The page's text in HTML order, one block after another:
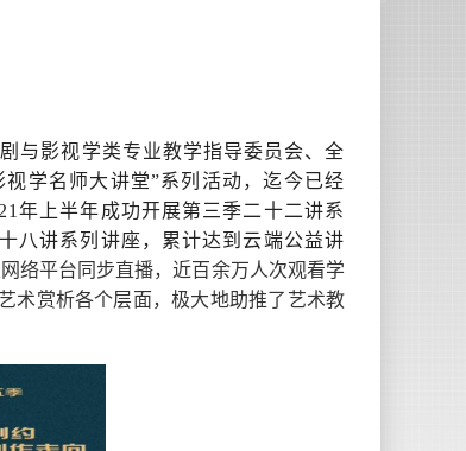
与影视学类专业教学指导委员会、全
学名师大讲堂”系列活动，迄今已经
年上半年成功开展第三季二十二讲系
八讲系列讲座，累计达到云端公益讲
络平台同步直播，近百余万人次观看学
术赏析各个层面，极大地助推了艺术教